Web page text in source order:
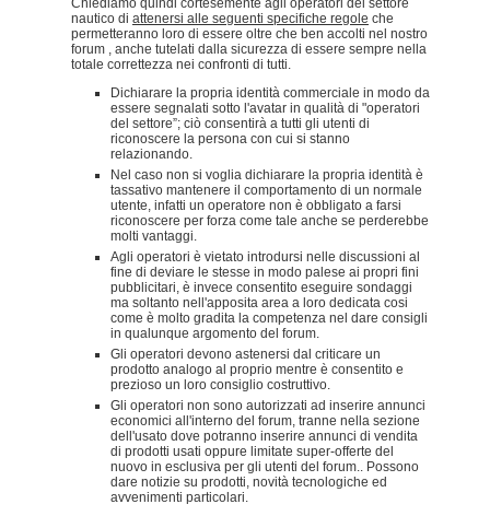
nautico di attenersi alle seguenti specifiche regole che
permetteranno loro di essere oltre che ben accolti nel nostro
forum , anche tutelati dalla sicurezza di essere sempre nella
totale correttezza nei confronti di tutti.
Dichiarare la propria identità commerciale in modo da
essere segnalati sotto l'avatar in qualità di "operatori
del settore”; ciò consentirà a tutti gli utenti di
riconoscere la persona con cui si stanno
relazionando.
Nel caso non si voglia dichiarare la propria identità è
tassativo mantenere il comportamento di un normale
utente, infatti un operatore non è obbligato a farsi
riconoscere per forza come tale anche se perderebbe
molti vantaggi.
Agli operatori è vietato introdursi nelle discussioni al
fine di deviare le stesse in modo palese ai propri fini
pubblicitari, è invece consentito eseguire sondaggi
ma soltanto nell'apposita area a loro dedicata cosi
come è molto gradita la competenza nel dare consigli
in qualunque argomento del forum.
Gli operatori devono astenersi dal criticare un
prodotto analogo al proprio mentre è consentito e
prezioso un loro consiglio costruttivo.
Gli operatori non sono autorizzati ad inserire annunci
economici all'interno del forum, tranne nella sezione
dell'usato dove potranno inserire annunci di vendita
di prodotti usati oppure limitate super-offerte del
nuovo in esclusiva per gli utenti del forum.. Possono
dare notizie su prodotti, novità tecnologiche ed
avvenimenti particolari.